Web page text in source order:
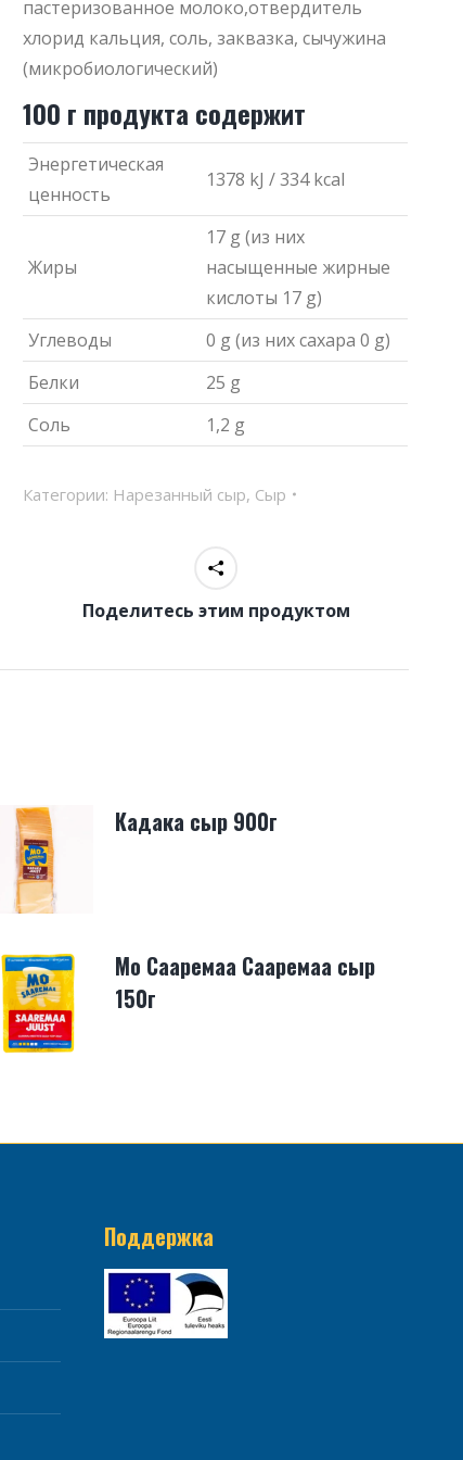
пастеризованное молоко,отвердитель
хлорид кальция, соль, заквазка, сычужина
(микробиологический)
100 г продукта содержит
Энергетическая
ценность
1378 kJ / 334 kcal
Жиры
17 g (из них
насыщенные жирные
кислоты 17 g)
Углеводы
0 g (из них сахара 0 g)
Белки
25 g
Cоль
1,2 g
Категории: Нарезанный сыр, Сыр
Поделитесь этим продуктом
Кадака сыр 900г
Мо Сааремаа Сааремаа сыр
150г
Поддержка